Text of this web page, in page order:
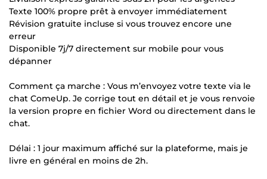
Texte 100% propre prêt à envoyer immédiatement
Révision gratuite incluse si vous trouvez encore une
erreur
Disponible 7j/7 directement sur mobile pour vous
dépanner
Comment ça marche : Vous m’envoyez votre texte via le
chat ComeUp. Je corrige tout en détail et je vous renvoie
la version propre en fichier Word ou directement dans le
chat.
Délai : 1 jour maximum affiché sur la plateforme, mais je
livre en général en moins de 2h.